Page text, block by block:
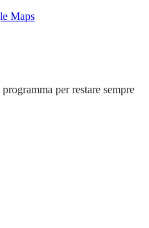
Maps
per restare sempre